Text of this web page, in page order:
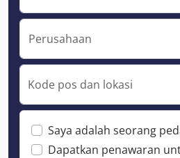
Perusahaan
Kode pos dan lokasi
Saya adalah seorang
Dapatkan penawaran